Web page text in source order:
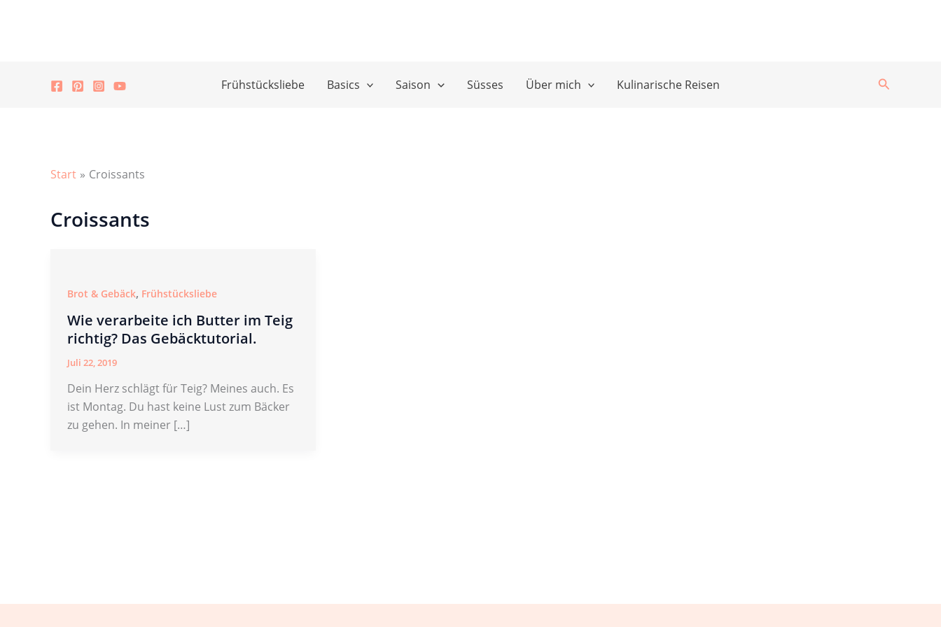
Frühstücksliebe Basics Saison Süsses Über mich Kulinarische Reisen Suchen
Start Croissants
Croissants
Brot & Gebäck, Frühstücksliebe
Wie verarbeite ich Butter im Teig
richtig? Das Gebäcktutorial.
Juli 22, 2019
Dein Herz schlägt für Teig? Meines auch. Es
ist Montag. Du hast keine Lust zum Bäcker
zu gehen. In meiner […]